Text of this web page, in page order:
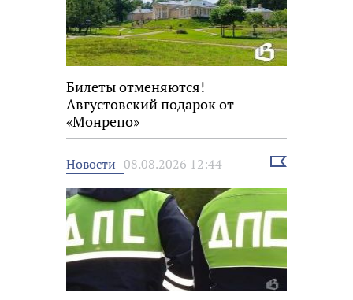
Билеты отменяются!
Августовский подарок от
«Монрепо»
Новости 08.08.2026 12:44
Выбрать